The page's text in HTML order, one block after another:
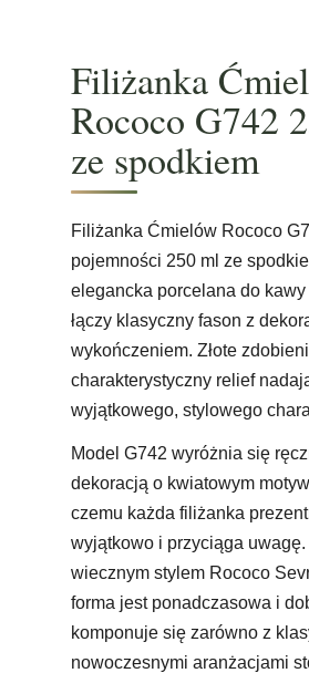
Filiżanka
Rococo G742
ze spodkiem
Filiżanka Ćmielów Rococo
pojemności 250 ml ze
elegancka porcelana do kawy
łączy klasyczny fason z
wykończeniem. Złote
charakterystyczny relief
wyjątkowego, stylowego
Model G742 wyróżnia się
dekoracją o kwiatowym
czemu każda filiżanka
wyjątkowo i przyciąga
wiecznym stylem Rococo
forma jest ponadczasowa i
komponuje się zarówno z
nowoczesnymi aranżacjami